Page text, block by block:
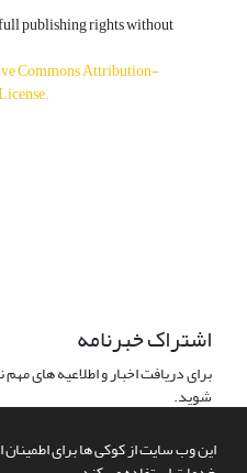
این وب سایت از کوکی ها برای اطمینان
publishing rights without
Commons Attribution-
.
اشتراک خبرنامه
برای دریافت اخبار و اطلاعیه های
شوید.